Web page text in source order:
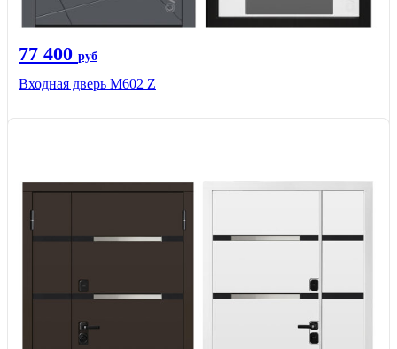
77 400 руб
Входная дверь М602 Z